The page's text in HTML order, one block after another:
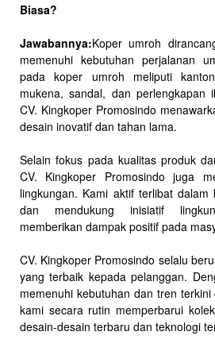
Biasa?
Jawabannya:Koper umroh
memenuhi kebutuhan perjalanan
pada koper umroh meliputi
mukena, sandal, dan perlengkapan
CV. Kingkoper Promosindo
desain inovatif dan tahan lama.
Selain fokus pada kualitas produk
CV. Kingkoper Promosindo juga
lingkungan. Kami aktif terlibat
dan mendukung inisiatif
memberikan dampak positif pada
CV. Kingkoper Promosindo selalu
yang terbaik kepada pelanggan.
memenuhi kebutuhan dan tren
kami secara rutin memperbarui
desain-desain terbaru dan teknologi